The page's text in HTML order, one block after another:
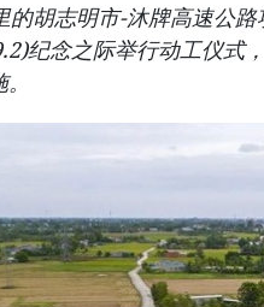
的胡志明市-沐牌高速公
纪念之际举行动工仪式